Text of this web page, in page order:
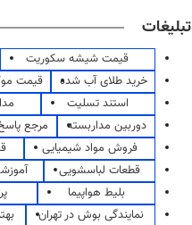
تبلیغات
قیمت شیشه سکوریت
خرید طلای آب شده
قیمت
استند تسلیت
دوربین مداربسته
مرجع
فروش مواد شیمیایی
قطعات لباسشویی
بلیط هواپیما
نمایندگی بوش در تهران